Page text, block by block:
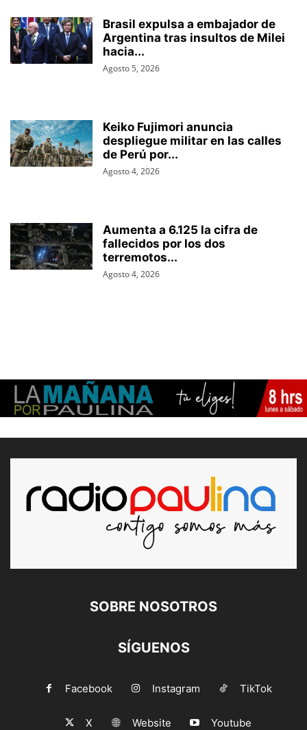
Brasil expulsa a embajador de
Argentina tras insultos de Milei
hacia...
Agosto 5, 2026
Keiko Fujimori anuncia
despliegue militar en las calles
de Perú por...
Agosto 4, 2026
Aumenta a 6.125 la cifra de
fallecidos por los dos
terremotos...
Agosto 4, 2026
SOBRE NOSOTROS
SÍGUENOS
Facebook Instagram TikTok
X Website Youtube